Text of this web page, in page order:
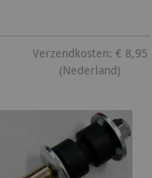
Verzendkosten: € 8,95
(Nederland)